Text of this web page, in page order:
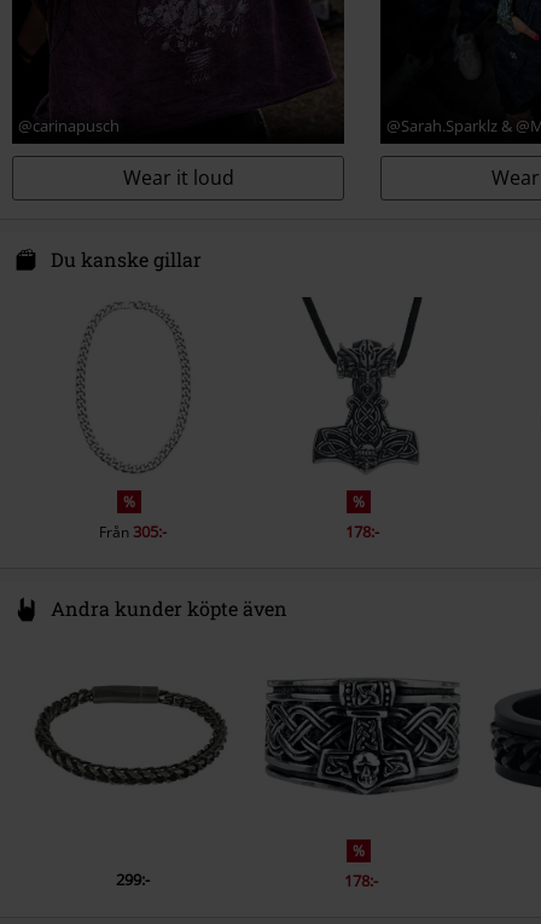
@carinapusch
Wear it loud
@Sarah.Sparklz &
Du kanske gillar
%
Från305:-
%
178:-
Andra kunder köpte även
299:-
%
178:-